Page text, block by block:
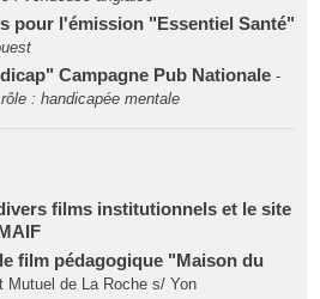
pour l'émission "Essentiel Santé"
Campagne Pub Nationale-
rôle : handicapée mentale
films institutionnels et le site
film pédagogique "Maison du
Mutuel de La Roche s/ Yon